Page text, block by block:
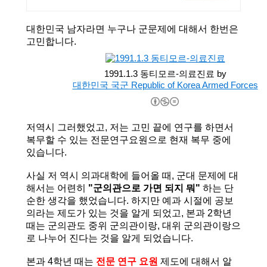
대한민국 남자라면 누구나 군문제에 대해서 한번은
고민합니다.
1991.1.3 동티모르-의료진료 by
대한민국 국군 Republic of Korea Armed Forces
저역시 그러했었고, 저는 고민 끝에 연구를 하면서
복무할 수 있는 전문연구요원으로 현재 복무 중에
있습니다.
사실 저 역시 의과대학에 들어올 때, 군대 문제에 대
해서는 어련히 "군의관으로 가면 되지 뭐" 하는 단
순한 생각을 했었습니다. 하지만 예과 시절에 공보
의라는 제도가 있는 것을 알게 되었고, 본과 2학년
때는 군의관도 중위 군의관이랑, 대위 군의관이랑으
로 나누어 진다는 것을 알게 되었습니다.
본과 4학년 때는 전문 연구 요원 제도에 대해서 알